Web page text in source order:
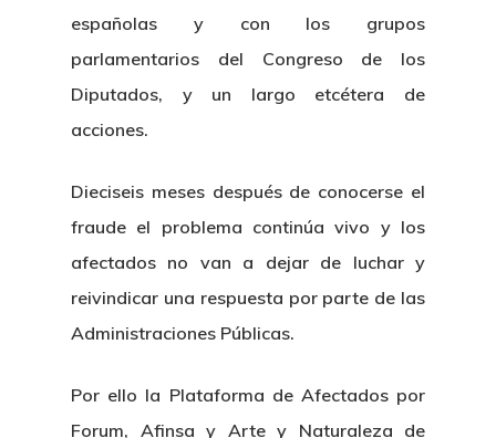
españolas y con los grupos
parlamentarios del Congreso de los
Diputados, y un largo etcétera de
acciones.
Dieciseis meses después de conocerse el
fraude el problema continúa vivo y los
afectados no van a dejar de luchar y
reivindicar una respuesta por parte de las
Administraciones Públicas.
Por ello la Plataforma de Afectados por
Forum, Afinsa y Arte y Naturaleza de